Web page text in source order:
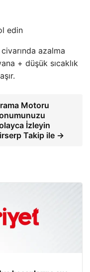
edin
azalma
+ düşük sıcaklık
Motoru
İzleyin
Takip ile →